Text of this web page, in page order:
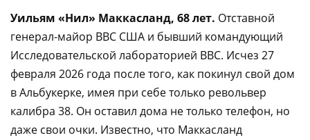
Уильям «Нил» Маккасланд, 68 лет. Отставной
генерал-майор ВВС США и бывший командующий
Исследовательской лабораторией ВВС. Исчез 27
февраля 2026 года после того, как покинул свой дом
в Альбукерке, имея при себе только револьвер
калибра 38. Он оставил дома не только телефон, но
даже свои очки. Известно, что Маккасланд